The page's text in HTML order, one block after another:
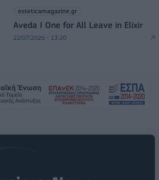
esteticamagazine.gr
Aveda I One for All Leave in Elixir
22/07/2026 - 13:20